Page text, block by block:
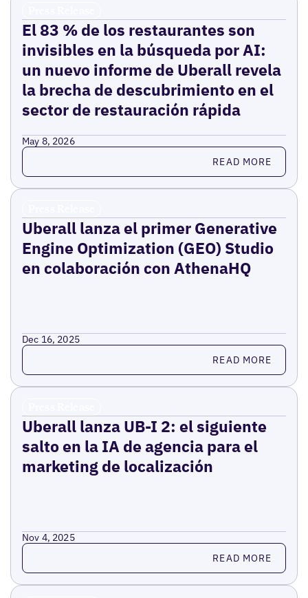
El 83 % de los restaurantes son
invisibles en la búsqueda por AI:
un nuevo informe de Uberall revela
la brecha de descubrimiento en el
sector de restauración rápida
May 8, 2026
Read more READ MORE
Uberall lanza el primer Generative
Engine Optimization (GEO) Studio
en colaboración con AthenaHQ
Dec 16, 2025
Read more READ MORE
Uberall lanza UB-I 2: el siguiente
salto en la IA de agencia para el
marketing de localización
Nov 4, 2025
Read more READ MORE